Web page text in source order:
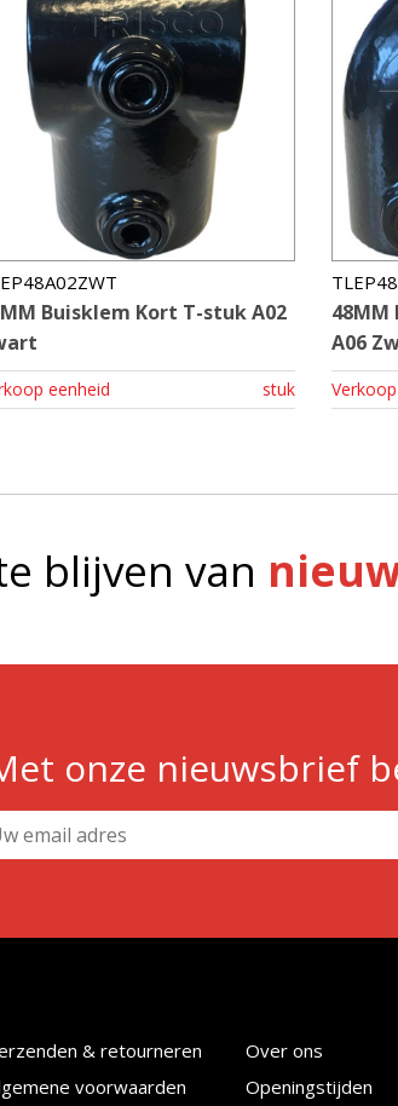
Buisklem Kort T-stuk A02
eenheid stuk
48MM
A06
blijven van
onze nieuwsbrief
& retourneren
voorwaarden
Over ons
Openingstijden